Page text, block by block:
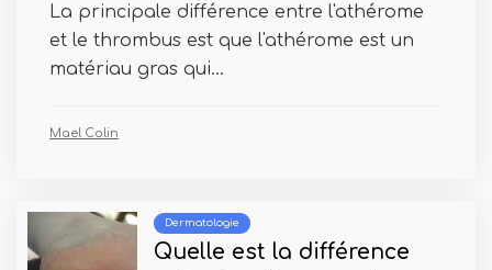
La principale différence entre l'athérome
et le thrombus est que l'athérome est un
matériau gras qui...
Mael Colin
Dermatologie
Quelle est la différence